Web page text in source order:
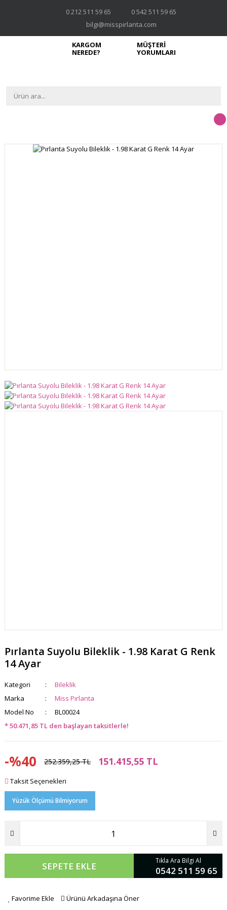
0 212 511 59 65
0 542 511 59 65
bilgi@misspirlanta.com
KARGOM
NEREDE?
MÜŞTERİ
YORUMLARI
Pırlanta Suyolu Bileklik - 1.98 Karat G Renk
14 Ayar
Kategori
Bileklik
Marka
Miss Pırlanta
Model No
BL00024
* 50.471,85 TL den başlayan taksitlerle!
-%40 252.359,25 TL 151.415,55 TL
Taksit Seçenekleri
Yüzük Ölçümü Bilmiyorum
SEPETE EKLE Tıkla Ara Bilgi Al
0542 511 59 65
Favorime Ekle Ürünü Arkadaşına Öner